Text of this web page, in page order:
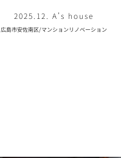
2025.12. A’s house
広島市安佐南区/マンションリノベーション